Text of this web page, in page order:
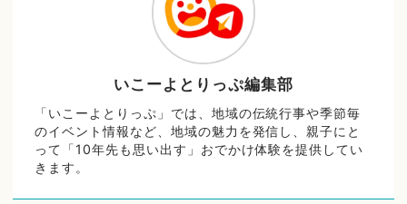
いこーよとりっぷ編集部
「いこーよとりっぷ」では、地域の伝統行事や季節毎
のイベント情報など、地域の魅力を発信し、親子にと
って「10年先も思い出す」おでかけ体験を提供してい
きます。